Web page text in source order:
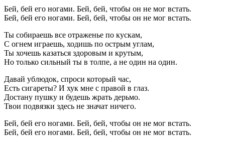
Бей, бей его ногами. Бей, бей, чтобы он не мог встать.
Бей, бей его ногами. Бей, бей, чтобы он не мог встать.
Ты собираешь все отраженье по кускам,
С огнем играешь, ходишь по острым углам,
Ты хочешь казаться здоровым и крутым,
Но только сильный ты в толпе, а не один на один.
Давай ублюдок, спроси который час,
Есть сигареты? И хук мне с правой в глаз.
Достану пушку и будешь жрать дерьмо.
Твои подвязки здесь не значат ничего.
Бей, бей его ногами. Бей, бей, чтобы он не мог встать.
Бей, бей его ногами. Бей, бей, чтобы он не мог встать.